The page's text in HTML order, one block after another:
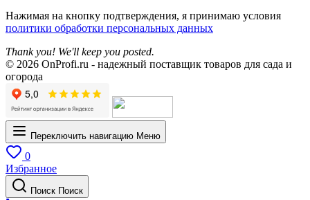
Нажимая на кнопку подтверждения, я принимаю условия
политики обработки персональных данных
Thank you! We'll keep you posted.
© 2026 OnProfi.ru - надежный поставщик товаров для сада и
огорода
Переключить навигацию Меню
0
Избранное
Поиск Поиск